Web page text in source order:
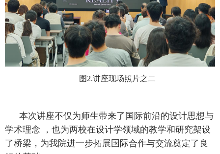
图2.讲座现场照片之二
本次讲座不仅为师生带来了国际前沿的设计思想与
学术理念 ，也为两校在设计学领域的教学和研究架设
了桥梁，为我院进一步拓展国际合作与交流奠定了良